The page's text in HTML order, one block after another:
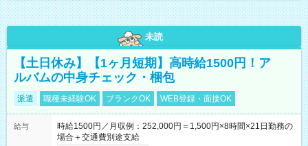
未読
【土日休み】【1ヶ月短期】高時給1500円！ア
ルバムの中身チェック・梱包
派遣 職種未経験OK ブランクOK WEB登録・面接OK
給与
時給1500円／月収例：252,000円＝1,500円×8時間×21日勤務の
場合＋交通費別途支給